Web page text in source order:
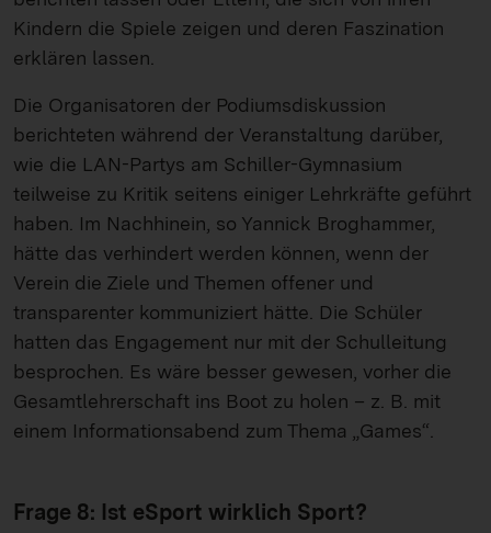
Kindern die Spiele zeigen und deren Faszination
erklären lassen.
Die Organisatoren der Podiumsdiskussion
berichteten während der Veranstaltung darüber,
wie die LAN-Partys am Schiller-Gymnasium
teilweise zu Kritik seitens einiger Lehrkräfte geführt
haben. Im Nachhinein, so Yannick Broghammer,
hätte das verhindert werden können, wenn der
Verein die Ziele und Themen offener und
transparenter kommuniziert hätte. Die Schüler
hatten das Engagement nur mit der Schulleitung
besprochen. Es wäre besser gewesen, vorher die
Gesamtlehrerschaft ins Boot zu holen – z. B. mit
einem Informationsabend zum Thema „Games“.
Frage 8: Ist eSport wirklich Sport?